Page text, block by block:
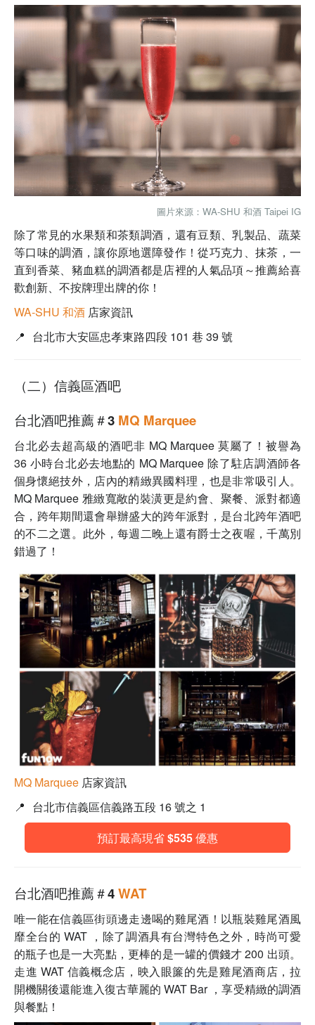
圖片來源： WA-SHU 和酒 Taipei IG
除了常見的水果類和茶類調酒，還有豆類、乳製品、蔬菜
等口味的調酒，讓你原地選障發作！從巧克力、抹茶，一
直到香菜、豬血糕的調酒都是店裡的人氣品項～推薦給喜
歡創新、不按牌理出牌的你！
WA-SHU 和酒 店家資訊
📍 台北市大安區忠孝東路四段 101 巷 39 號
（二）信義區酒吧
台北酒吧推薦＃3 MQ Marquee
台北必去超高級的酒吧非 MQ Marquee 莫屬了！ 被譽為
36 小時台北必去地點的 MQ Marquee 除了駐店調酒師各
個身懷絕技外，店內的精緻異國料理，也是非常吸引人。
MQ Marquee 雅緻寬敞的裝潢更是約會、聚餐、派對都適
合，跨年期間還會舉辦盛大的跨年派對，是台北跨年酒吧
的不二之選。 此外，每週二晚上還有爵士之夜喔，千萬別
錯過了！
MQ Marquee 店家資訊
📍 台北市信義區信義路五段 16 號之 1
預訂最高現省 $535 優惠
台北酒吧推薦＃4WAT
唯一能在信義區街頭邊走邊喝的雞尾酒！以瓶裝雞尾酒風
靡全台的 WAT ，除了調酒具有台灣特色之外，時尚可愛
的瓶子也是一大亮點，更棒的是一罐的價錢才 200 出頭。
走進 WAT 信義概念店，映入眼簾的先是雞尾酒商店，拉
開機關後還能進入復古華麗的 WAT Bar ，享受精緻的調酒
與餐點！